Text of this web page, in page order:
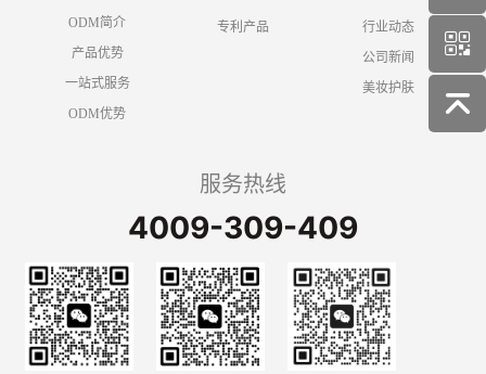
ODM简介
产品优势
一站式服务
ODM优势
专利产品
行业动态
公司新闻
美妆护肤
服务热线
4009-309-409